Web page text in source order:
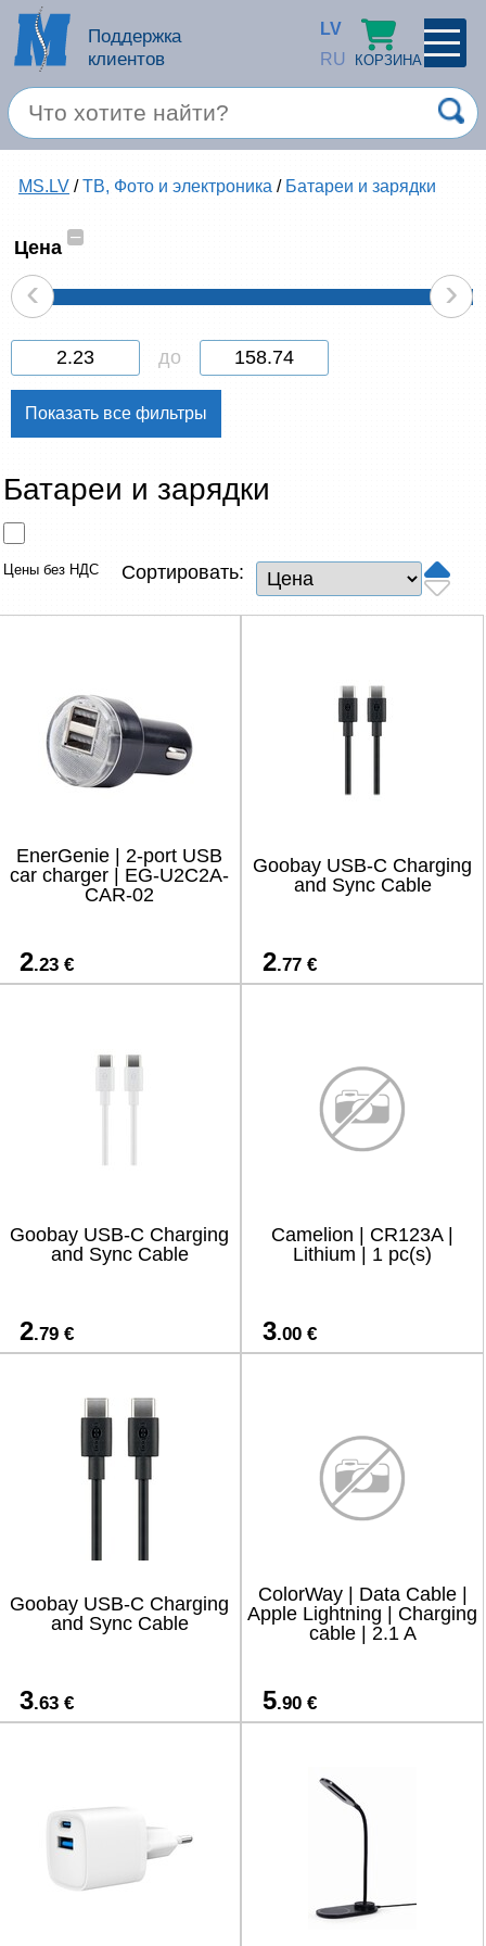
Поддержка
клиентов
LV
RU
КОРЗИНА
Запомнить
Спец. предложение
Услуги
Продукция apple
Компьютерная техника
Компьютерные аксессуары
Сетевые товары
ТВ, Фото и электроника
Renewd техника, Outlet
MS.LV /ТВ, Фото и электроника / Батареи и зарядки
Цена
–
‹ ›
до
Батареи и зарядки
Цены без НДС Сортировать:
EnerGenie | 2-port USB
car charger | EG-U2C2A-
CAR-02
2.23 €
Goobay USB-C Charging
and Sync Cable
2.77 €
Goobay USB-C Charging
and Sync Cable
2.79 €
Camelion | CR123A |
Lithium | 1 pc(s)
3.00 €
Goobay USB-C Charging
and Sync Cable
3.63 €
ColorWay | Data Cable |
Apple Lightning | Charging
cable | 2.1 A
5.90 €